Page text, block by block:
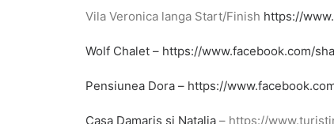
Vila Veronica langa Start/Finish https://
Wolf Chalet – https://www.facebook.com/
Pensiunea Dora – https://
Casa Damaris si Natalia – https://